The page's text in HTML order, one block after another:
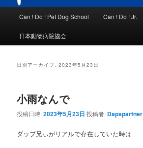
Can ! Do ! Pet Dog School Can ! Do ! Jr.
日本動物病院協会
日別アーカイブ:2023年5月23日
小雨なんで
投稿日時:2023年5月23日 投稿者: Dapspartner
ダップ兄ぃがリアルで存在していた時は